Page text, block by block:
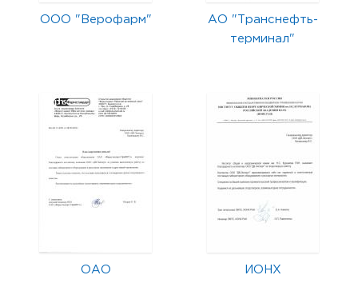
ООО "Верофарм"
АО "Транснефть-
терминал"
ОАО
ИОНХ